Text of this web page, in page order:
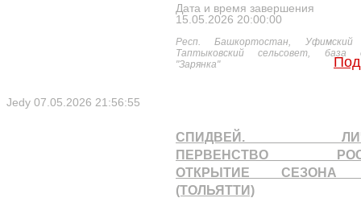
Дата и время завершения
15.05.2026 20:00:00
Респ. Башкортостан, Уфимский
Таптыковский сельсовет, база
"Зарянка"
Jedy 07.05.2026 21:56:55
СПИДВЕЙ.
ПЕРВЕНСТВО
ОТКРЫТИЕ СЕЗОНА
(ТОЛЬЯТТИ)